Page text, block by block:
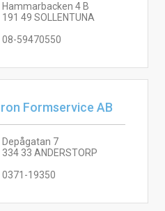
Hammarbacken 4 B
191 49 SOLLENTUNA
08-59470550
Formservice AB
Depågatan 7
334 33 ANDERSTORP
0371-19350